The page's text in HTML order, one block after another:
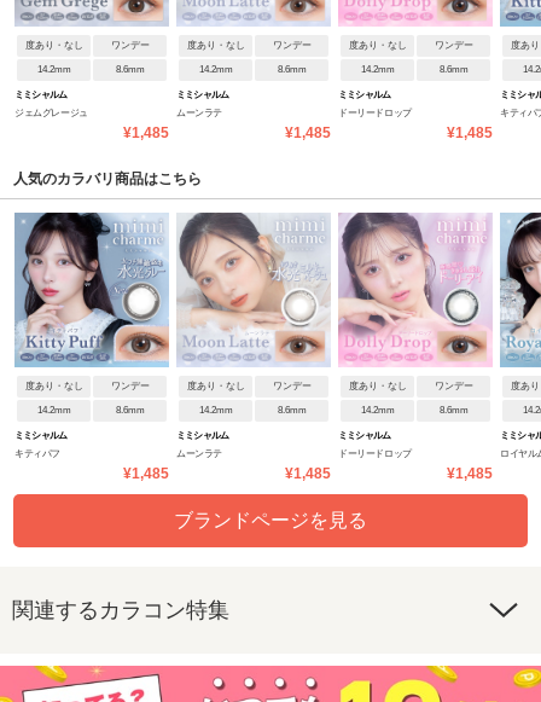
度あり・なし ワンデー
14.2mm 8.6mm
ミミシャルム
ジェムグレージュ
¥1,485
度あり・なし ワンデー
14.2mm 8.6mm
ミミシャルム
ムーンラテ
¥1,485
度あり・なし ワンデー
14.2mm 8.6mm
ミミシャルム
ドーリードロップ
¥1,485
度あ
ミミシャ
キティパ
人気のカラバリ商品はこちら
度あり・なし ワンデー
14.2mm 8.6mm
ミミシャルム
キティパフ
¥1,485
度あり・なし ワンデー
14.2mm 8.6mm
ミミシャルム
ムーンラテ
¥1,485
度あり・なし ワンデー
14.2mm 8.6mm
ミミシャルム
ドーリードロップ
¥1,485
度あ
ミミシャ
ロイヤル
ブランドページを見る
関連するカラコン特集